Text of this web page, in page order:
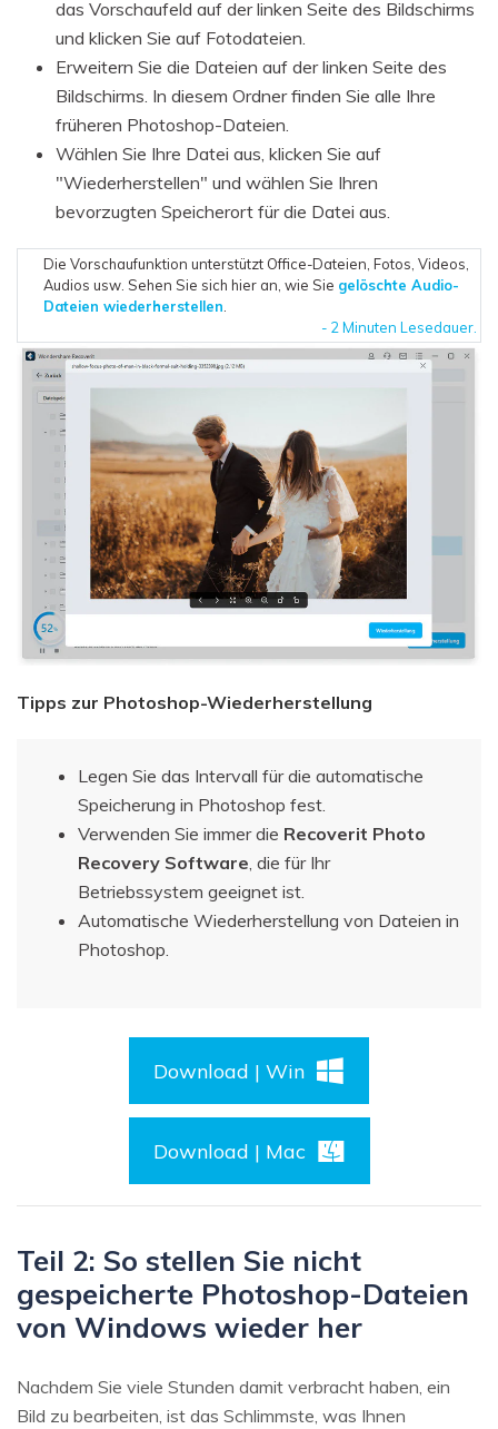
das Vorschaufeld auf der linken Seite des Bildschirms
und klicken Sie auf Fotodateien.
Erweitern Sie die Dateien auf der linken Seite des
Bildschirms. In diesem Ordner finden Sie alle Ihre
früheren Photoshop-Dateien.
Wählen Sie Ihre Datei aus, klicken Sie auf
"Wiederherstellen" und wählen Sie Ihren
bevorzugten Speicherort für die Datei aus.
Die Vorschaufunktion unterstützt Office-Dateien, Fotos, Videos,
Audios usw. Sehen Sie sich hier an, wie Sie gelöschte Audio-
Dateien wiederherstellen
- 2 Minuten Lesedauer.
Tipps zur Photoshop-Wiederherstellung
Legen Sie das Intervall für die automatische
Speicherung in Photoshop fest.
Verwenden Sie immer die Recoverit Photo
Recovery Software, die für Ihr
Betriebssystem geeignet ist.
Automatische Wiederherstellung von Dateien in
Photoshop.
Download | Win
Download | Mac
Teil 2: So stellen Sie nicht
gespeicherte Photoshop-Dateien
von Windows wieder her
Nachdem Sie viele Stunden damit verbracht haben, ein
Bild zu bearbeiten, ist das Schlimmste, was Ihnen